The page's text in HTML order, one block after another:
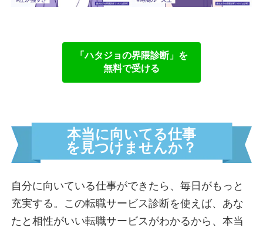
ソロ活界隈
安全第一界隈
責任感MAX界隈
マニュアル絶対界隈
全力女子界隈
自由すぎてごめん界隈
頼れる姉御界隈
コミット界隈
前線指揮界隈
運営者情報
「ハタジョの界隈診断」 を
無料で受ける
本当に向いてる仕事
を見つけませんか？
自分に向いている仕事ができたら、毎日がもっと
充実する。この転職サービス診断を使えば、あな
たと相性がいい転職サービスがわかるから、本当